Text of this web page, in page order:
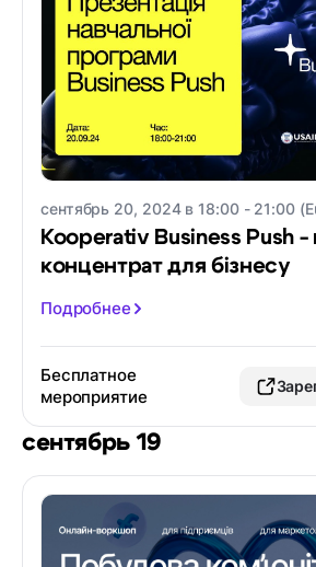
сентябрь 20, 2024 в 18:00 - 21:00
Kooperativ Business Push -
концентрат для бізнесу
Подробнее
Бесплатное
мероприятие
сентябрь 19